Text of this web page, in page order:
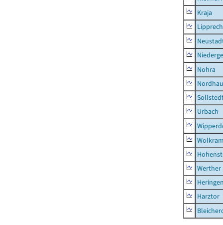
Kraja
Nohra
Urbach
Werther
Harztor